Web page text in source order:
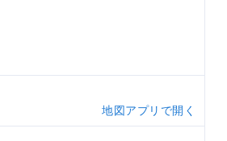
地図アプリで開く